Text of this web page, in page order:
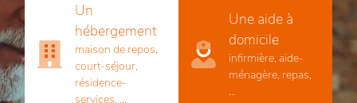
Un
hébergement
maison de repos,
court-séjour,
résidence-
services, ...
Une aide à
domicile
infirmière, aide-
ménagère, repas,
...